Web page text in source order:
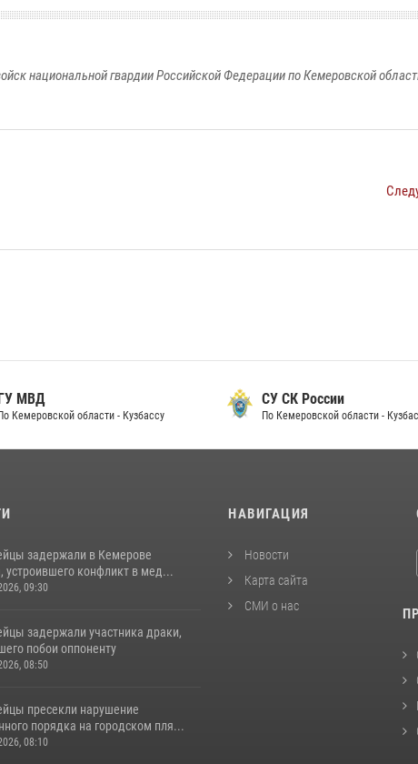
национальной гвардии Российской Федерации по Кемеровской
МВД
По Кемеровской области - Кузбассу
СУ СК России
По Кемеровской области -
задержали в Кемерове
устроившего конфликт в мед...
09:30
задержали участника драки,
побои оппоненту
08:50
пресекли нарушение
порядка на городском пля...
08:10
НАВИГАЦИЯ
Новости
Карта сайта
СМИ о нас